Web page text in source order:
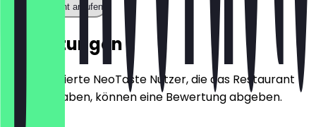
Restaurant anrufen
Bewertungen
Nur registrierte NeoTaste Nutzer, die das Restaurant
besucht haben, können eine Bewertung abgeben.